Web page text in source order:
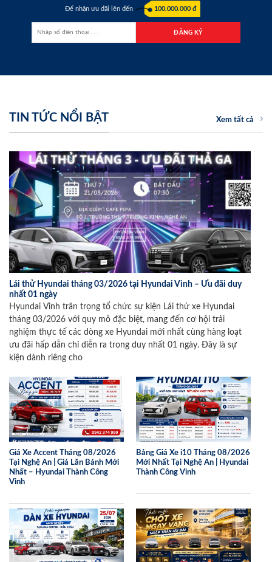
Để nhận ưu đãi lên đến 100.000.000 đ
TIN TỨC NỔI BẬT Xem tất cả
Lái thử Hyundai tháng 03/2026 tại Hyundai Vinh – Ưu đãi duy
nhất 01 ngày
Hyundai Vinh trân trọng tổ chức sự kiện Lái thử xe Hyundai
tháng 03/2026 với quy mô đặc biệt, mang đến cơ hội trải
nghiệm thực tế các dòng xe Hyundai mới nhất cùng hàng loạt
ưu đãi hấp dẫn chỉ diễn ra trong duy nhất 01 ngày. Đây là sự
kiện dành riêng cho
Giá Xe Accent Tháng 08/2026
Tại Nghệ An | Giá Lăn Bánh Mới
Nhất – Hyundai Thành Công
Vinh
Bảng Giá Xe i10 Tháng 08/2026
Mới Nhất Tại Nghệ An | Hyundai
Thành Công Vinh